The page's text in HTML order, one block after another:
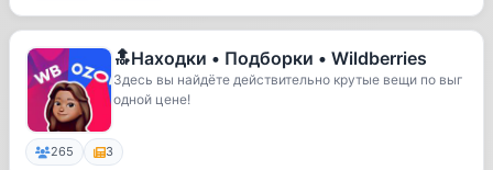
🔝Находки • Подборки • Wildberries
Здесь вы найдёте действительно крутые вещи по выг
одной цене!
265 3